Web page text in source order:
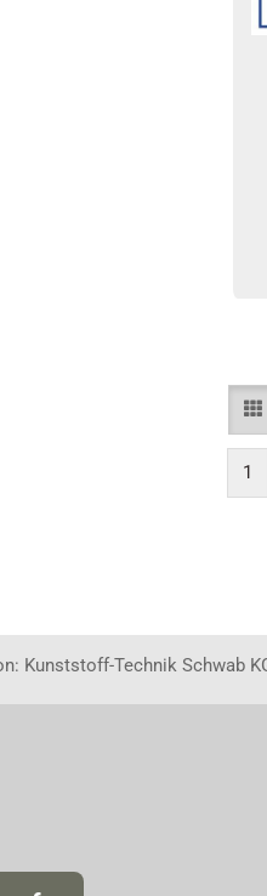
1
Kunststoff-Technik Schwab